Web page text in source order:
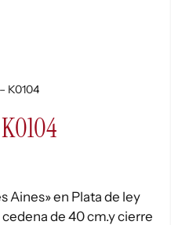
K0104
Aines» en Plata de ley
de 40 cm.y cierre